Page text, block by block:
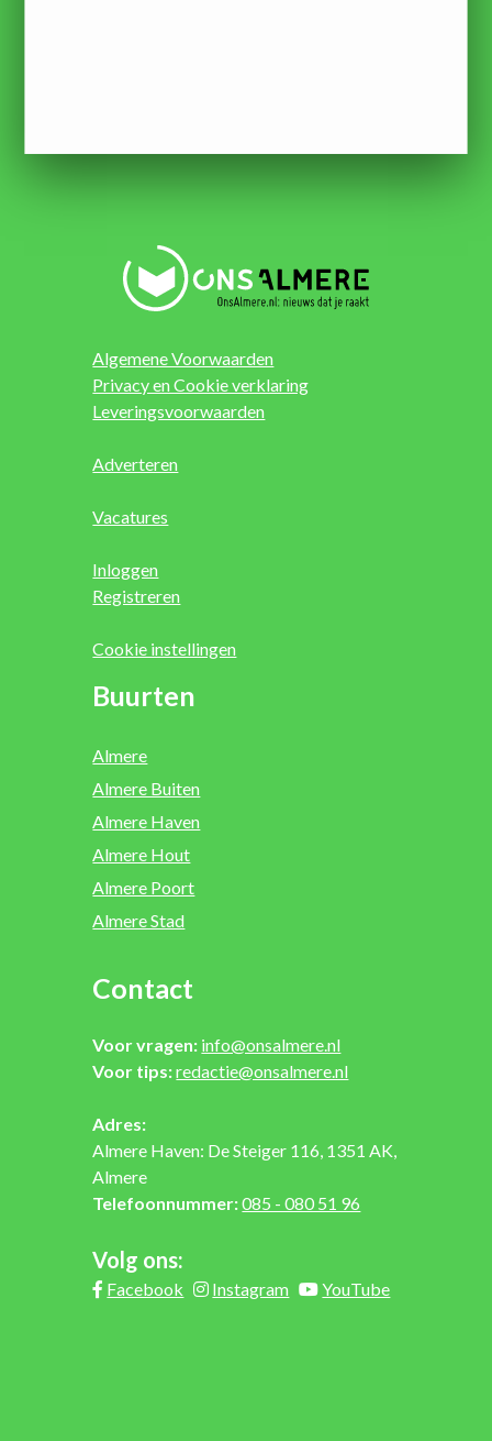
Algemene Voorwaarden
Privacy en Cookie verklaring
Leveringsvoorwaarden
Adverteren
Vacatures
Inloggen
Registreren
Cookie instellingen
Buurten
Almere
Almere Buiten
Almere Haven
Almere Hout
Almere Poort
Almere Stad
Contact
Voor vragen: info@onsalmere.nl
Voor tips:redactie@onsalmere.nl
Adres:
Almere Haven: De Steiger 116, 1351 AK,
Almere
Telefoonnummer:085 - 080 51 96
Volg ons:
Facebook Instagram YouTube